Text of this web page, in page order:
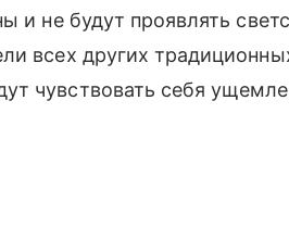
и не будут проявлять
всех других
чувствовать себя